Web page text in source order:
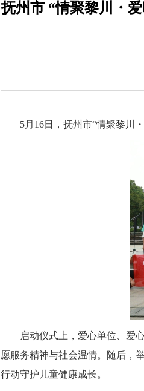
抚州市 “情聚黎川・
5月16日，抚州市“情聚黎川
启动仪式上，爱心单位、爱
愿服务精神与社会温情。随后，
行动守护儿童健康成长。